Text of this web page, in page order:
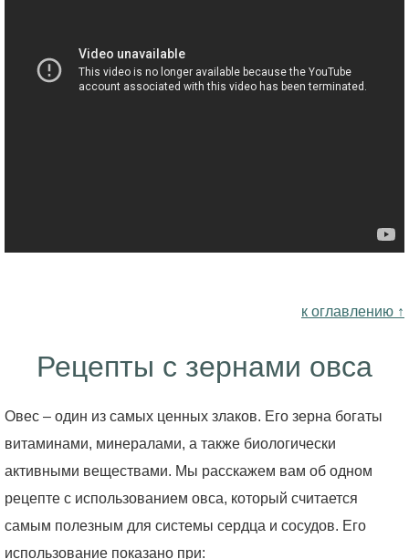
к оглавлению ↑
Рецепты с зернами овса
Овес – один из самых ценных злаков. Его зерна богаты
витаминами, минералами, а также биологически
активными веществами. Мы расскажем вам об одном
рецепте с использованием овса, который считается
самым полезным для системы сердца и сосудов. Его
использование показано при: